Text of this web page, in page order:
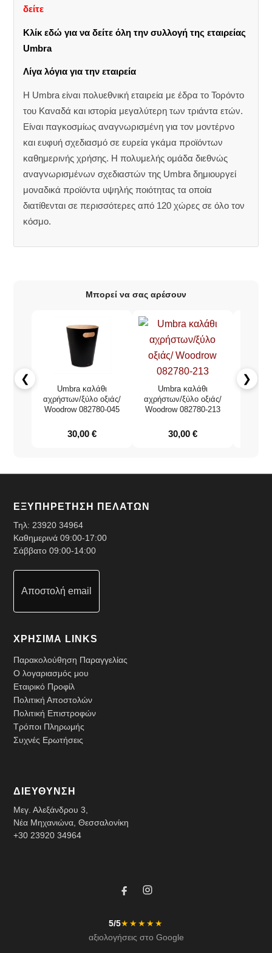
δείτε
Κλίκ εδώ για να δείτε όλη την συλλογή της εταιρείας
Umbra
Λίγα λόγια για την εταιρεία
Η Umbra είναι πολυεθνική εταιρεία με έδρα το Τορόντο
του Καναδά και ιστορία μεγαλύτερη των τριάντα ετών.
Είναι παγκοσμίως αναγνωρισμένη για τον μοντέρνο
και ευφυή σχεδιασμό σε ευρεία γκάμα προϊόντων
καθημερινής χρήσης. Η πολυμελής ομάδα διεθνώς
αναγνωρισμένων σχεδιαστών της Umbraδημιουργεί
μοναδικά προϊόντα υψηλής ποιότητας τα οποία
διατίθενται σε περισσότερες από 120 χώρες σε όλο τον
κόσμο.
Μπορεί να σας αρέσουν
❮
Umbra καλάθι
αχρήστων/ξύλο οξιάς/
Woodrow 082780-045
30,00€
Umbra καλάθι
αχρήστων/ξύλο οξιάς/
Woodrow 082780-213
30,00 €
❯
ΕΞΥΠΗΡΕΤΗΣΗ ΠΕΛΑΤΩΝ
Τηλ:23920 34964
Καθημερινά 09:00-17:00
Σάββατο 09:00-14:00
Αποστολή email
ΧΡΗΣΙΜΑ LINKS
Παρακολούθηση Παραγγελίας
Ο λογαριασμός μου
Εταιρικό Προφίλ
Πολιτική Αποστολών
Πολιτική Επιστροφών
Τρόποι Πληρωμής
Συχνές Ερωτήσεις
ΔΙΕΥΘΥΝΣΗ
Μεγ. Αλεξάνδρου 3,
Νέα Μηχανιώνα, Θεσσαλονίκη
+30 23920 34964
5/5★★★★★
αξιολογήσεις στο Google